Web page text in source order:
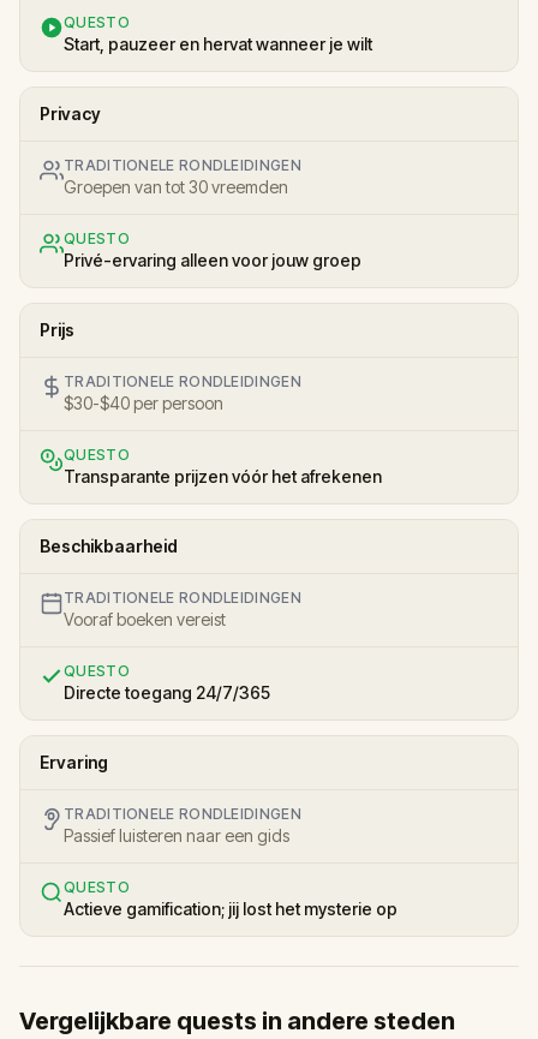
QUESTO
Start, pauzeer en hervat wanneer je wilt
Privacy
TRADITIONELE RONDLEIDINGEN
Groepen van tot 30 vreemden
QUESTO
Privé-ervaring alleen voor jouw groep
Prijs
TRADITIONELE RONDLEIDINGEN
$30-$40 per persoon
QUESTO
Transparante prijzen vóór het afrekenen
Beschikbaarheid
TRADITIONELE RONDLEIDINGEN
Vooraf boeken vereist
QUESTO
Directe toegang 24/7/365
Ervaring
TRADITIONELE RONDLEIDINGEN
Passief luisteren naar een gids
QUESTO
Actieve gamification; jij lost het mysterie op
Vergelijkbare quests in andere steden